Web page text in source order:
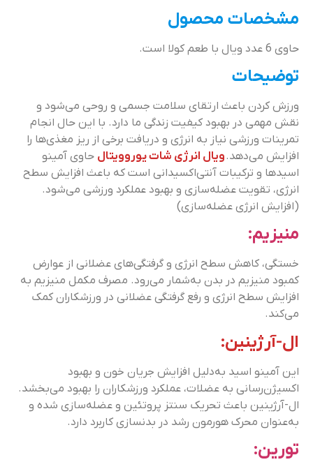
مشخصات محصول
حاوی 6 عدد ویال با طعم کولا است.
توضیحات
ورزش کردن باعث ارتقای سلامت جسمی و روحی می‌شود و
نقش مهمی در بهبود کیفیت زندگی ما دارد. با این حال انجام
تمرینات ورزشی نیاز به انرژی و دریافت برخی از ریز مغذی‌ها را
افزایش می‌دهد. ویال انرژی شات یوروویتال حاوی آمینو
اسیدها و ترکیبات آنتی‌اکسیدانی است که باعث افزایش سطح
انرژی، تقویت عضله‌سازی و بهبود عملکرد ورزشی می‌شود.
(افزایش انرژی عضله‌سازی)
منیزیم:
خستگی، کاهش سطح انرژی و گرفتگی‌های عضلانی از عوارض
کمبود منیزیم در بدن به‌شمار می‌رود. مصرف مکمل منیزیم به
افزایش سطح انرژی و رفع گرفتگی‌ عضلانی در ورزشکاران کمک
می‌کند.
ال-آرژینین:
این آمینو اسید به‌دلیل افزایش جریان خون و بهبود
اکسیژن‌رسانی به عضلات، عملکرد ورزشکاران را بهبود می‌بخشد.
ال-آرژینین باعث تحریک سنتز پروتئین و عضله‌سازی شده و
به‌عنوان محرک هورمون رشد در بدنسازی کاربرد دارد.
تورین: